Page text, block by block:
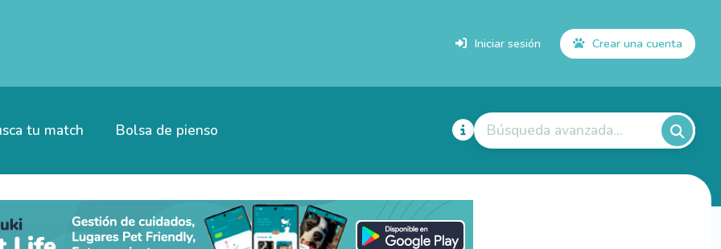
Iniciar sesión Crear una cuenta
tu match Bolsa de pienso Búsqueda avanzada...